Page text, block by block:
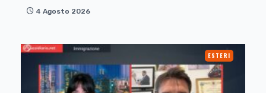
4 Agosto 2026
ESTERI